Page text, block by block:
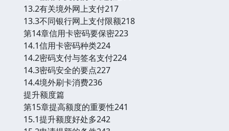
13.2有关境外网上支付217
13.3不同银行网上支付限额218
第14章信用卡密码要保密223
14.1信用卡密码种类224
14.2密码支付与签名支付224
14.3密码安全的要点227
14.4境外刷卡消费236
提升额度篇
第15章提高额度的重要性241
15.1提升额度好处多242